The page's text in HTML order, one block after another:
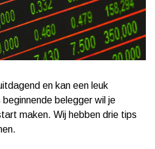
en kan een leuk
belegger wil je
maken. Wij hebben drie tips